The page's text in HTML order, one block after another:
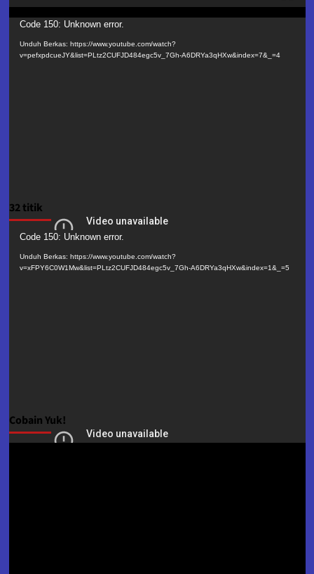
Pemutar
Video
Code 150: Unknown error.
Unduh Berkas: https://www.youtube.com/watch?
v=pefxpdcueJY&list=PLtz2CUFJD484egc5v_7Gh-A6DRYa3qHXw&index=7&_=4
32 titik
Pemutar
Video
Code 150: Unknown error.
Unduh Berkas: https://www.youtube.com/watch?
v=xFPY6C0W1Mw&list=PLtz2CUFJD484egc5v_7Gh-A6DRYa3qHXw&index=1&_=5
Cobain Yuk!